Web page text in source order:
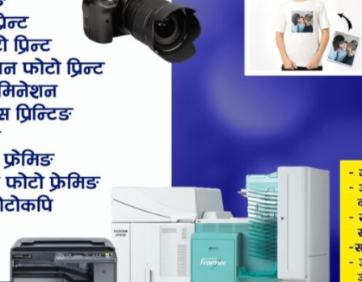
9553 Shares
प्रदर्शन भएको छ। सत्तारूढ नेपाल कम्युनिष्ट पार्टी (नेकपा)
अगाडि प्रदर्शन गरेका हुन्।
पक्राउ गरेको छ। भारतले नेपालका भूमि अतिक्रमण
हिँडेका विद्यार्थीहरुलाई लैनचौर नपुग्दै उत्तरढोकाबाट प्रहरीले